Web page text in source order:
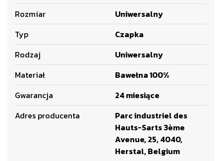
Rozmiar
Uniwersalny
Typ
Czapka
Rodzaj
Uniwersalny
Materiał
Bawełna 100%
Gwarancja
24 miesiące
Adres producenta
Parc industriel des
Hauts-Sarts 3ème
Avenue, 25, 4040,
Herstal, Belgium